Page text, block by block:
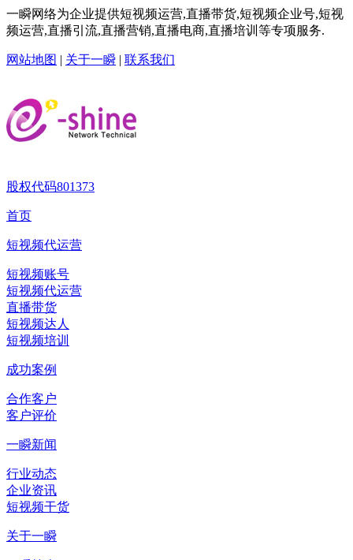
一瞬网络为企业提供短视频运营,直播带货,短视频企业号,短视
频运营,直播引流,直播营销,直播电商,直播培训等专项服务.
网站地图 | 关于一瞬 | 联系我们
股权代码801373
首页
短视频代运营
短视频账号
短视频代运营
直播带货
短视频达人
短视频培训
成功案例
合作客户
客户评价
一瞬新闻
行业动态
企业资讯
短视频干货
关于一瞬